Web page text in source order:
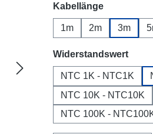
Select
Kabellänge
1m 2m 3m
Select
Widerstandswert
NTC 1K - NTC1K
NTC 10K - NTC10K
NTC 100K -